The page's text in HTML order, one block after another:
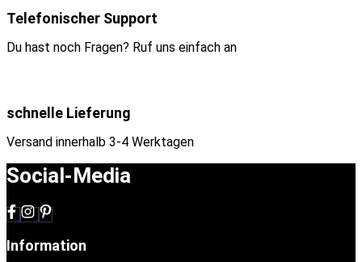
Telefonischer Support
Du hast noch Fragen? Ruf uns einfach an
schnelle Lieferung
Versand innerhalb 3-4 Werktagen
Social-Media
Information